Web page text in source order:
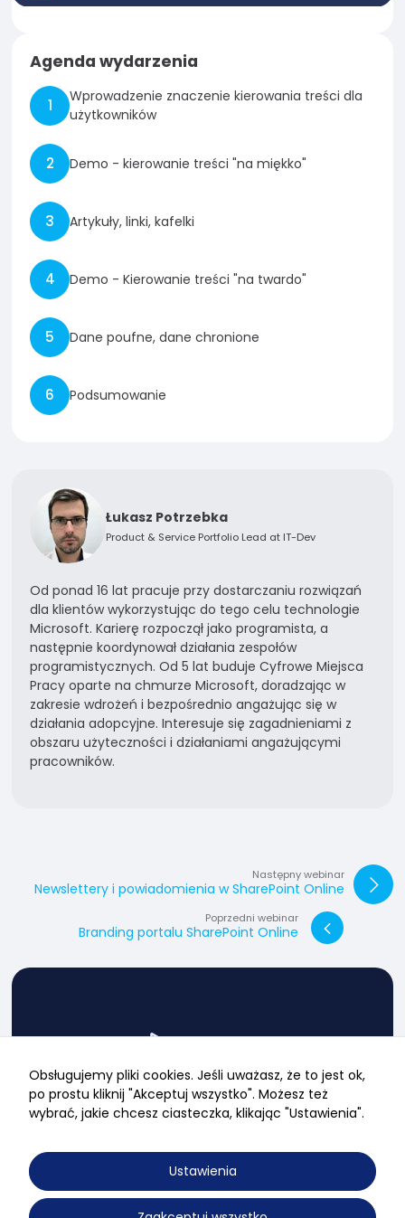
Agenda wydarzenia
Wprowadzenie znaczenie kierowania treści dla
użytkowników
Demo - kierowanie treści "na miękko"
Artykuły, linki, kafelki
Demo - Kierowanie treści "na twardo"
Dane poufne, dane chronione
Podsumowanie
Łukasz Potrzebka
Product & Service Portfolio Lead at IT-Dev
Od ponad 16 lat pracuje przy dostarczaniu rozwiązań
dla klientów wykorzystując do tego celu technologie
Microsoft. Karierę rozpoczął jako programista, a
następnie koordynował działania zespołów
programistycznych. Od 5 lat buduje Cyfrowe Miejsca
Pracy oparte na chmurze Microsoft, doradzając w
zakresie wdrożeń i bezpośrednio angażując się w
działania adopcyjne. Interesuje się zagadnieniami z
obszaru użyteczności i działaniami angażującymi
pracowników.
Następny webinar
Newslettery i powiadomienia w SharePoint Online
Poprzedni webinar
Branding portalu SharePoint Online
Obsługujemy pliki cookies. Jeśli uważasz, że to jest ok,
po prostu kliknij "Akceptuj wszystko". Możesz też
wybrać, jakie chcesz ciasteczka, klikając "Ustawienia".
Ustawienia